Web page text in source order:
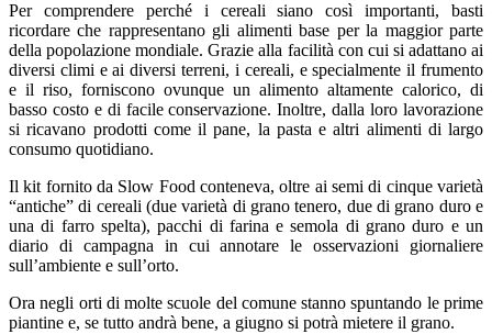
Per comprendere perché i cereali siano così importanti, basti
ricordare che rappresentano gli alimenti base per la maggior parte
della popolazione mondiale. Grazie alla facilità con cui si adattano ai
diversi climi e ai diversi terreni, i cereali, e specialmente il frumento
e il riso, forniscono ovunque un alimento altamente calorico, di
basso costo e di facile conservazione. Inoltre, dalla loro lavorazione
si ricavano prodotti come il pane, la pasta e altri alimenti di largo
consumo quotidiano.
Il kit fornito da Slow Food conteneva, oltre ai semi di cinque varietà
“antiche” di cereali (due varietà di grano tenero, due di grano duro e
una di farro spelta), pacchi di farina e semola di grano duro e un
diario di campagna in cui annotare le osservazioni giornaliere
sull’ambiente e sull’orto.
Ora negli orti di molte scuole del comune stanno spuntando le prime
piantine e, se tutto andrà bene, a giugno si potrà mietere il grano.